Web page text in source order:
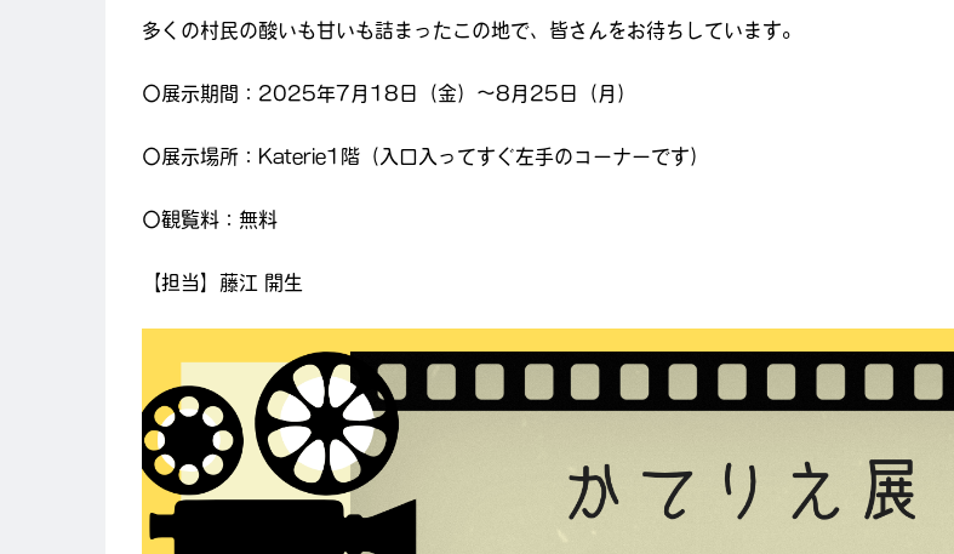
多くの村民の酸いも甘いも詰まったこの地で、皆さんをお待ちしています。
〇展示期間：2025年7月18日（金）～8月25日（月）
〇展示場所：Katerie1階（入口入ってすぐ左手のコーナーです）
〇観覧料：無料
【担当】藤江 開生